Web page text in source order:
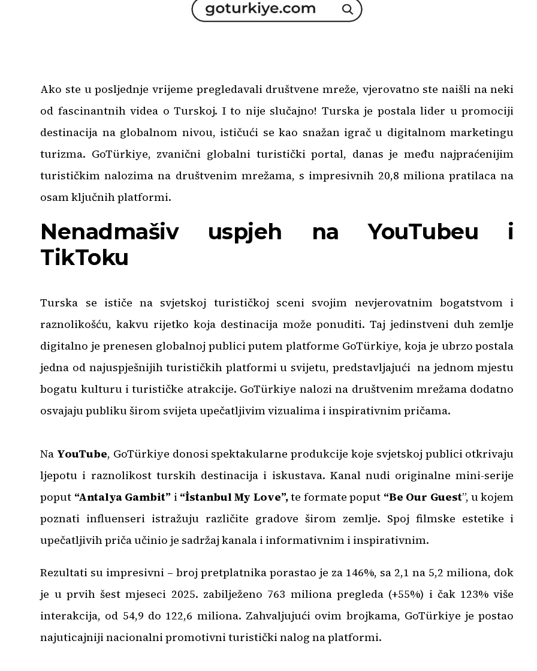
Ako ste u posljednje vrijeme pregledavali društvene mreže, vjerovatno ste naišli na neki
od fascinantnih videa o Turskoj. I to nije slučajno! Turska je postala lider u promociji
destinacija na globalnom nivou, ističući se kao snažan igrač u digitalnom marketingu
turizma. GoTürkiye, zvanični globalni turistički portal, danas je među najpraćenijim
turističkim nalozima na društvenim mrežama, s impresivnih 20,8 miliona pratilaca na
osam ključnih platformi.
Nenadmašiv uspjeh na YouTubeu i
TikToku
Turska se ističe na svjetskoj turističkoj sceni svojim nevjerovatnim bogatstvom i
raznolikošću, kakvu rijetko koja destinacija može ponuditi. Taj jedinstveni duh zemlje
digitalno je prenesen globalnoj publici putem platforme GoTürkiye, koja je ubrzo postala
jedna od najuspješnijih turističkih platformi u svijetu, predstavljajući na jednom mjestu
bogatu kulturu i turističke atrakcije. GoTürkiye nalozi na društvenim mrežama dodatno
osvajaju publiku širom svijeta upečatljivim vizualima i inspirativnim pričama.
Na YouTube, GoTürkiye donosi spektakularne produkcije koje svjetskoj publici otkrivaju
ljepotu i raznolikost turskih destinacija i iskustava. Kanal nudi originalne mini-serije
poput “Antalya Gambit” i “İstanbul My Love”, te formate poput “Be Our Guest”, u kojem
poznati influenseri istražuju različite gradove širom zemlje. Spoj filmske estetike i
upečatljivih priča učinio je sadržaj kanala i informativnim i inspirativnim.
Rezultati su impresivni – broj pretplatnika porastao je za 146%, sa 2,1 na 5,2 miliona, dok
je u prvih šest mjeseci 2025. zabilježeno 763 miliona pregleda (+55%) i čak 123% više
interakcija, od 54,9 do 122,6 miliona. Zahvaljujući ovim brojkama, GoTürkiye je postao
najuticajniji nacionalni promotivni turistički nalog na platformi.